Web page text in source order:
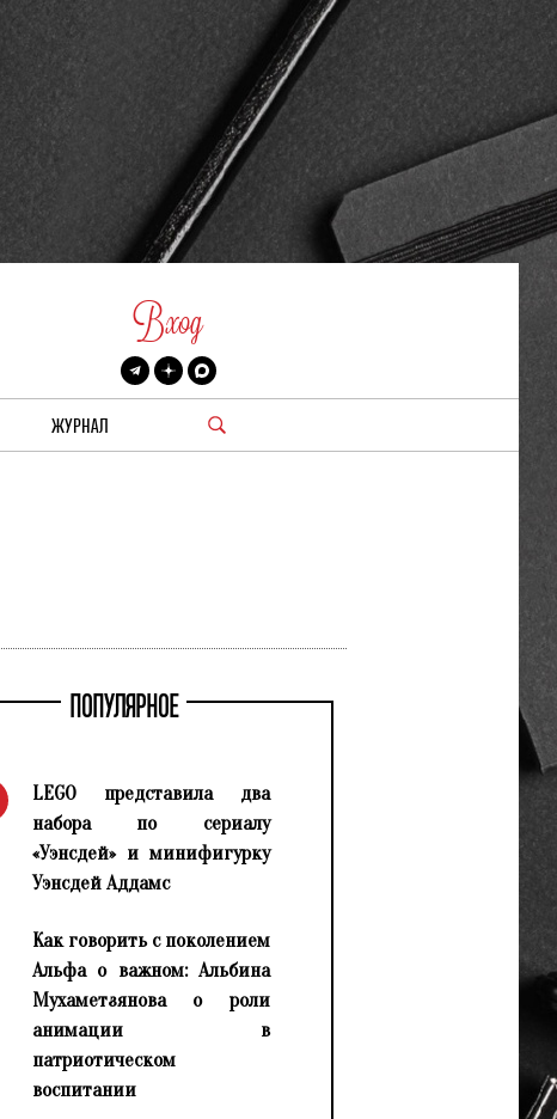
Вход
ЖУРНАЛ
ПОПУЛЯРНОЕ
LEGO представила два
набора по сериалу
«Уэнсдей» и минифигурку
Уэнсдей Аддамс
Как говорить с поколением
Альфа о важном: Альбина
Мухаметзянова о роли
анимации в
патриотическом
воспитании